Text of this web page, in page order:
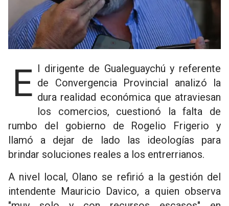
El dirigente de Gualeguaychú y referente de Convergencia Provincial analizó la
dura realidad económica que atraviesan
los comercios, cuestionó la falta de
rumbo del gobierno de Rogelio Frigerio y
llamó a dejar de lado las ideologías para
brindar soluciones reales a los entrerrianos.
A nivel local, Olano se refirió a la gestión del
intendente Mauricio Davico, a quien observa